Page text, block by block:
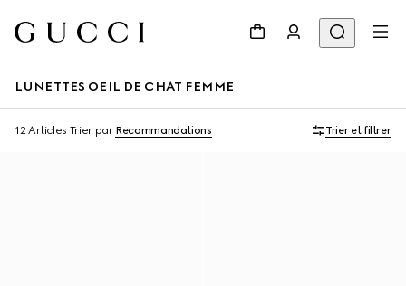
LUNETTES OEIL DE CHAT FEMME
12 Articles Trier par Recommandations Trier et filtrer